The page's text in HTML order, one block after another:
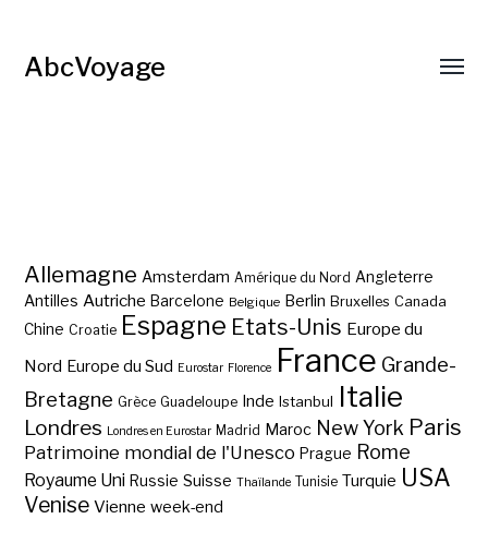
AbcVoyage
Allemagne Amsterdam Amérique du Nord Angleterre
Antilles Autriche Barcelone Belgique Berlin Bruxelles Canada
Chine Croatie Espagne Etats-Unis Europe du
Nord Europe du Sud Eurostar Florence France Grande-
Bretagne Grèce Guadeloupe Inde Istanbul Italie
Londres Londres en Eurostar Madrid Maroc New York Paris
Patrimoine mondial de l'Unesco Prague Rome
Royaume Uni Russie Suisse Thaïlande Tunisie Turquie USA
Venise Vienne week-end